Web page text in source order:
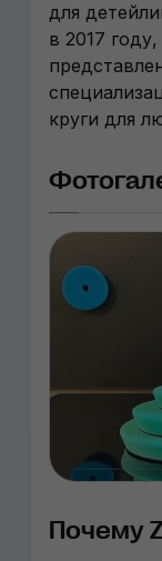
для
в 2017
круги для
Почему